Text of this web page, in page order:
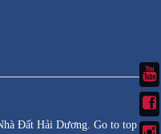
Đất Hải Dương. Go to top